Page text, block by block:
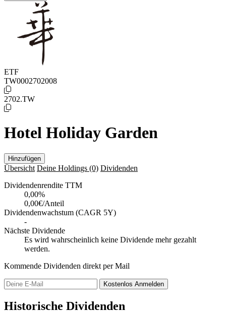
ETF
TW0002702008
2702.TW
Hotel Holiday Garden
Hinzufügen
Übersicht Deine Holdings (0) Dividenden
Dividendenrendite TTM
0,00%
0,00€/Anteil
Dividendenwachstum (CAGR 5Y)
-
Nächste Dividende
Es wird wahrscheinlich keine Dividende mehr gezahlt
werden.
Kommende Dividenden direkt per Mail
Kostenlos Anmelden
Historische Dividenden